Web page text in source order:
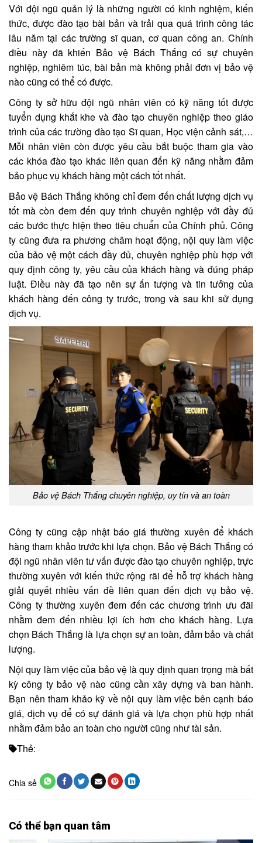
Với đội ngũ quản lý là những người có kinh nghiệm, kiến
thức, được đào tạo bài bản và trải qua quá trình công tác
lâu năm tại các trường sĩ quan, cơ quan công an. Chính
điều này đã khiến Bảo vệ Bách Thắng có sự chuyên
nghiệp, nghiêm túc, bài bản mà không phải đơn vị bảo vệ
nào cũng có thể có được.
Công ty sở hữu đội ngũ nhân viên có kỹ năng tốt được
tuyển dụng khắt khe và đào tạo chuyên nghiệp theo giáo
trình của các trường đào tạo Sĩ quan, Học viện cảnh sát,…
Mỗi nhân viên còn được yêu cầu bắt buộc tham gia vào
các khóa đào tạo khác liên quan đến kỹ năng nhằm đảm
bảo phục vụ khách hàng một cách tốt nhất.
Bảo vệ Bách Thắng không chỉ đem đến chất lượng dịch vụ
tốt mà còn đem đến quy trình chuyên nghiệp với đầy đủ
các bước thực hiện theo tiêu chuẩn của Chính phủ. Công
ty cũng đưa ra phương châm hoạt động, nội quy làm việc
của bảo vệ một cách đầy đủ, chuyên nghiệp phù hợp với
quy định công ty, yêu cầu của khách hàng và đúng pháp
luật. Điều này đã tạo nên sự ấn tượng và tin tưởng của
khách hàng đến công ty trước, trong và sau khi sử dụng
dịch vụ.
Bảo vệ Bách Thắng chuyên nghiệp, uy tín và an toàn
Công ty cũng cập nhật báo giá thường xuyên để khách
hàng tham khảo trước khi lựa chọn. Bảo vệ Bách Thắng có
đội ngũ nhân viên tư vấn được đào tạo chuyên nghiệp, trực
thường xuyên với kiến thức rộng rãi để hỗ trợ khách hàng
giải quyết nhiều vấn đề liên quan đến dịch vụ bảo vệ.
Công ty thường xuyên đem đến các chương trình ưu đãi
nhằm đem đến nhiều lợi ích hơn cho khách hàng. Lựa
chọn Bách Thắng là lựa chọn sự an toàn, đảm bảo và chất
lượng.
Nội quy làm việc của bảo vệ là quy định quan trọng mà bất
kỳ công ty bảo vệ nào cũng cần xây dựng và ban hành.
Bạn nên tham khảo kỹ về nội quy làm việc bên cạnh báo
giá, dịch vụ để có sự đánh giá và lựa chọn phù hợp nhất
nhằm đảm bảo an toàn cho người cũng như tài sản.
Thẻ:
Chia sẻ
Có thể bạn quan tâm